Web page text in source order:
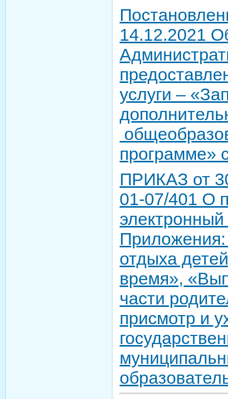
14.12.2021
услуги –
программе»
ПРИКАЗ от
01-07/401 О
отдыха
время»,
части
присмотр и